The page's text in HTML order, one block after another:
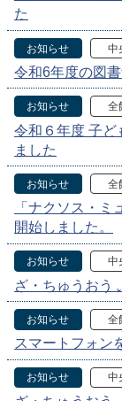
た
お知らせ 中
令和6年度の図
お知らせ 全
令和６年度 子ど
ました
お知らせ 全
「ナクソス・
開始しました。
お知らせ 中
ざ・ちゅうおう
お知らせ 全
スマートフォン
お知らせ 中